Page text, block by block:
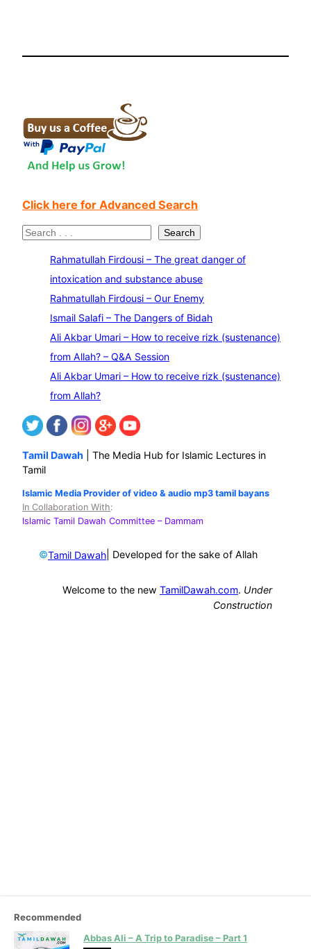
Click here for Advanced Search
S
Search
Rahmatullah Firdousi – The great danger of
intoxication and substance abuse
Rahmatullah Firdousi – Our Enemy
Ismail Salafi – The Dangers of Bidah
Ali Akbar Umari – How to receive rizk (sustenance)
from Allah? – Q&A Session
Ali Akbar Umari – How to receive rizk (sustenance)
from Allah?
Tamil Dawah | The Media Hub for Islamic Lectures in
Tamil
Islamic Media Provider of video & audio mp3 tamil bayans
In Collaboration With:
Islamic Tamil Dawah Committee – Dammam
©Tamil Dawah | Developed for the sake of Allah
Welcome to the new TamilDawah.com. Under
Construction
Recommended
Abbas Ali – A Trip to Paradise – Part 1